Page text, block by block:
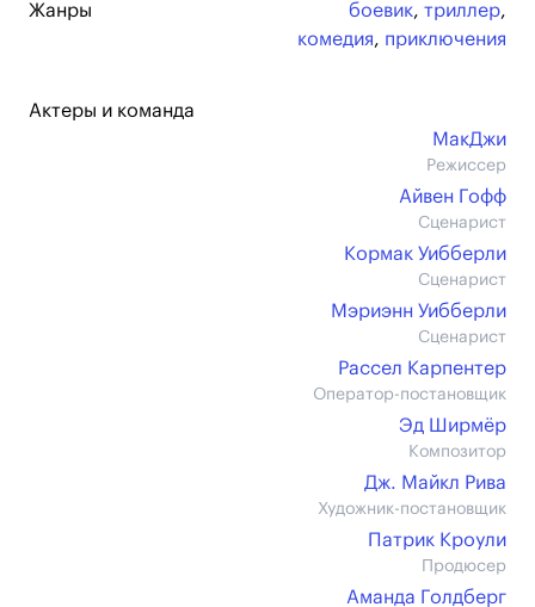
Жанры боевик, триллер,
комедия, приключения
Актеры и команда
МакДжи
Режиссер
Айвен Гофф
Сценарист
Кормак Уибберли
Сценарист
Мэриэнн Уибберли
Сценарист
Рассел Карпентер
Оператор-постановщик
Эд Ширмёр
Композитор
Дж. Майкл Рива
Художник-постановщик
Патрик Кроули
Продюсер
Аманда Голдберг